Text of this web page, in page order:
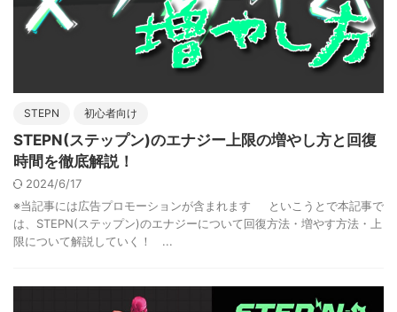
STEPN 初心者向け
STEPN(ステップン)のエナジー上限の増やし方と回復
時間を徹底解説！
2024/6/17
※当記事には広告プロモーションが含まれます といこうとで本記事で
は、STEPN(ステップン)のエナジーについて回復方法・増やす方法・上
限について解説していく！ ...